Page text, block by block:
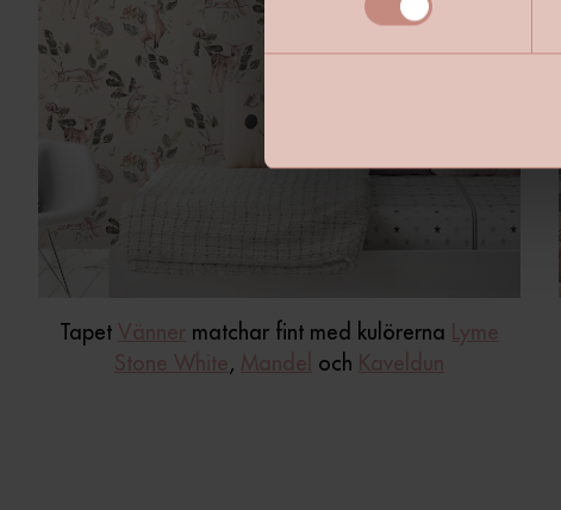
t
s
Tapet matchar fint med kulörerna
, och